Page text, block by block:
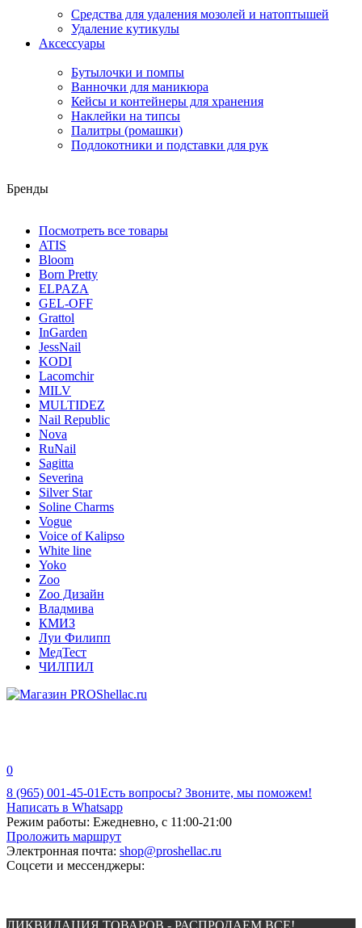
Средства для удаления мозолей и натоптышей
Удаление кутикулы
Аксессуары
Бутылочки и помпы
Ванночки для маникюра
Кейсы и контейнеры для хранения
Наклейки на типсы
Палитры (ромашки)
Подлокотники и подставки для рук
Бренды
Посмотреть все товары
ATIS
Bloom
Born Pretty
ELPAZA
GEL-OFF
Grattol
InGarden
JessNail
KODI
Lacomchir
MILV
MULTIDEZ
Nail Republic
Nova
RuNail
Sagitta
Severina
Silver Star
Soline Charms
Vogue
Voice of Kalipso
White line
Yoko
Zoo
Zoo Дизайн
Владмива
КМИЗ
Луи Филипп
МедТест
ЧИЛПИЛ
0
8 (965) 001-45-01Есть вопросы? Звоните, мы поможем!
Написать в Whatsapp
Режим работы: Ежедневно, с 11:00-21:00
Проложить маршрут
Электронная почта: shop@proshellac.ru
Соцсети и мессенджеры:
ЛИКВИДАЦИЯ ТОВАРОВ - РАСПРОДАЕМ ВСЕ!